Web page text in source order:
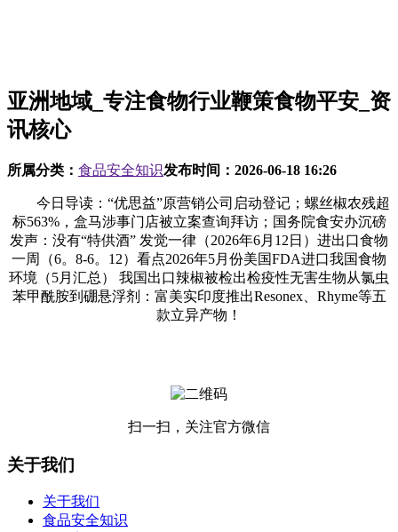
亚洲地域_专注食物行业鞭策食物平安_资
讯核心
所属分类： 食品安全知识发布时间： 2026-06-18 16:26
今日导读：“优思益”原营销公司启动登记；螺丝椒农残超
标563%，盒马涉事门店被立案查询拜访；国务院食安办沉磅
发声：没有“特供酒” 发觉一律（2026年6月12日）进出口食物
一周（6。8-6。12）看点2026年5月份美国FDA进口我国食物
环境（5月汇总） 我国出口辣椒被检出检疫性无害生物从氯虫
苯甲酰胺到硼悬浮剂：富美实印度推出Resonex、Rhyme等五
款立异产物！
扫一扫，关注官方微信
关于我们
关于我们
食品安全知识